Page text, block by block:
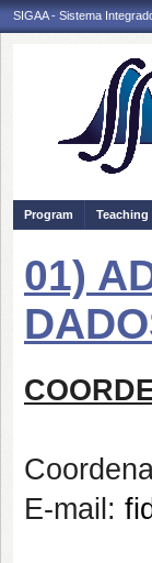
SIGAA - Sistema
Program Teaching
01)
E-mail: